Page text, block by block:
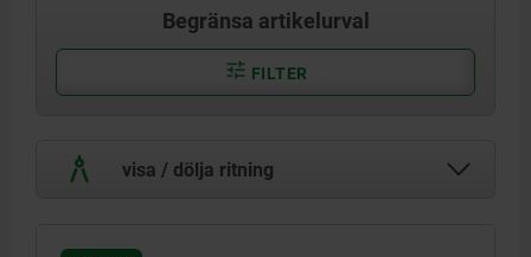
Begränsa artikelurval
FILTER
visa / dölja ritning